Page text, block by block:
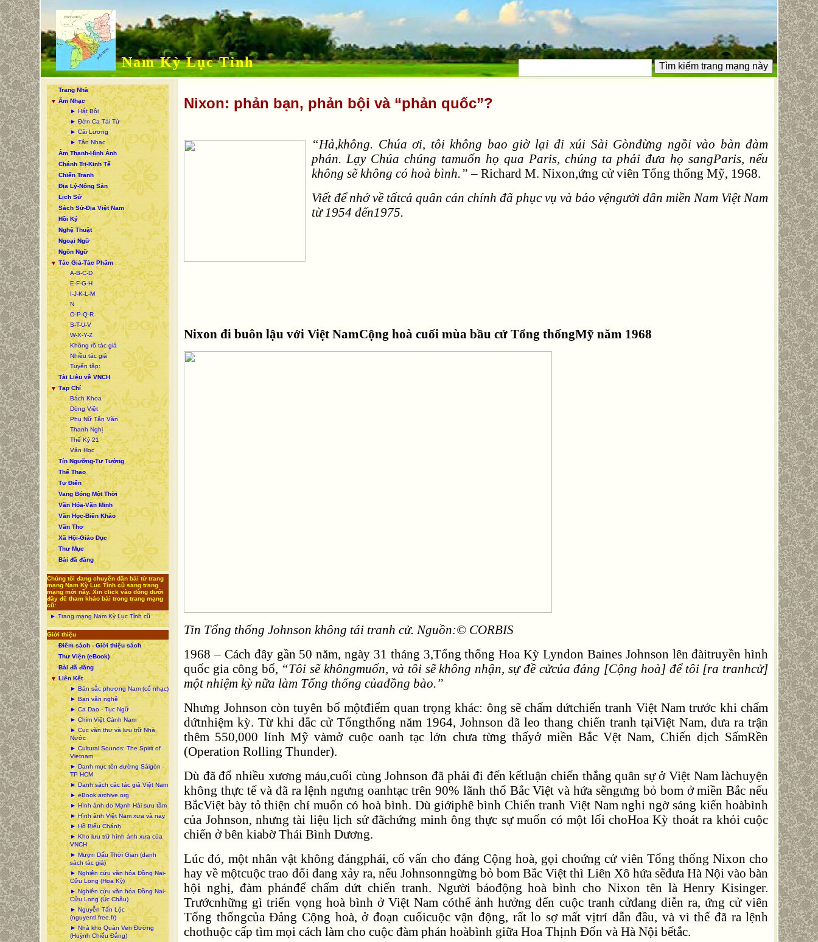
Nam Kỳ Lục Tỉnh
Trang Nhà
▼ Âm Nhạc
► Hát Bội
► Đờn Ca Tài Tử
► Cải Lương
► Tân Nhạc
Âm Thanh-Hình Ảnh
Chánh Trị-Kinh Tế
Chiến Tranh
Địa Lý-Nông Sản
Lịch Sử
Sách Sử-Địa Việt Nam
Hồi Ký
Nghệ Thuật
Ngoại Ngữ
Ngôn Ngữ
▼ Tác Giả-Tác Phẩm
A-B-C-D
E-F-G-H
I-J-K-L-M
N
O-P-Q-R
S-T-U-V
W-X-Y-Z
Không rõ tác giả
Nhiều tác giả
Tuyển tập:
Tài Liệu về VNCH
▼ Tạp Chí
Bách Khoa
Dòng Việt
Phụ Nữ Tân Văn
Thanh Nghị
Thế Kỷ 21
Văn Học
Tín Ngưỡng-Tư Tưởng
Thể Thao
Tự Điển
Vang Bóng Một Thời
Văn Hóa-Văn Minh
Văn Học-Biên Khảo
Văn Thơ
Xã Hội-Giáo Dục
Thư Mục
Bài đã đăng
Chúng tôi đang chuyển dần bài từ trang
mạng Nam Kỳ Lục Tỉnh cũ sang trang
mạng mới nầy. Xin click vào dòng dưới
đây để tham khảo bài trong trang mạng
cũ:
► Trang mạng Nam Kỳ Lục Tỉnh cũ
Giới thiệu
Điểm sách - Giới thiệu sách
Thư Viện (eBook)
Bài đã đăng
▼ Liên Kết
► Bản sắc phương Nam (cổ nhạc)
► Bạn văn nghệ
► Ca Dao - Tục Ngữ
► Chim Việt Cành Nam
► Cục văn thư và lưu trữ Nhà
Nước
► Cultural Sounds: The Spirit of
Vietnam
► Danh mục tên đường Sàigòn -
TP HCM
► Danh sách các tác giả Việt Nam
► eBook archive.org
► Hình ảnh do Mạnh Hải sưu tầm
► Hình ảnh Việt Nam xưa và nay
► Hồ Biểu Chánh
► Kho lưu trữ hình ảnh xưa của
VNCH
► Mượn Dấu Thời Gian (danh
sách tác giả)
► Nghiên cứu văn hóa Đồng Nai-
Cửu Long (Hoa Kỳ)
► Nghiên cứu văn hóa Đồng Nai-
Cửu Long (Úc Châu)
► Nguyễn Tấn Lộc
(nguyentl.free.fr)
► Nhà kho Quán Ven Đường
(Huỳnh Chiếu Đẳng)
Nixon: phản bạn, phản bội và “phản quốc”?
“Hả,không. Chúa ơi, tôi không bao giờ lại đi xúi Sài Gònđừng ngồi vào bàn đàm
phán. Lạy Chúa chúng tamuốn họ qua Paris, chúng ta phải đưa họ sangParis, nếu
không sẽ không có hoà bình.” – Richard M. Nixon,ứng cử viên Tổng thống Mỹ, 1968.
Viết để nhớ về tấtcả quân cán chính đã phục vụ và bảo vệngười dân miền Nam Việt Nam
từ 1954 đến1975.
Nixon đi buôn lậu với Việt NamCộng hoà cuối mùa bầu cử Tổng thốngMỹ năm 1968
Tin Tổng thống Johnson không tái tranh cử. Nguồn:© CORBIS
1968 – Cách đây gần 50 năm, ngày 31 tháng 3,Tổng thống Hoa Kỳ Lyndon Baines Johnson lên đàitruyền hình
quốc gia công bố, “Tôi sẽ khôngmuốn, và tôi sẽ không nhận, sự đề cửcủa đảng [Cộng hoà] để tôi [ra tranhcử]
một nhiệm kỳ nữa làm Tổng thống củađồng bào.”
Nhưng Johnson còn tuyên bố mộtđiểm quan trọng khác: ông sẽ chấm dứtchiến tranh Việt Nam trước khi chấm
dứtnhiệm kỳ. Từ khi đắc cử Tổngthống năm 1964, Johnson đã leo thang chiến tranh tạiViệt Nam, đưa ra trận
thêm 550,000 lính Mỹ vàmở cuộc oanh tạc lớn chưa từng thấyở miền Bắc Vệt Nam, Chiến dịch SấmRền
(Operation Rolling Thunder).
Dù đã đổ nhiều xương máu,cuối cùng Johnson đã phải đi đến kếtluận chiến thắng quân sự ở Việt Nam làchuyện
không thực tế và đã ra lệnh ngưng oanhtạc trên 90% lãnh thổ Bắc Việt và hứa sẽngưng bỏ bom ở miền Bắc nếu
BắcViệt bày tỏ thiện chí muốn có hoà bình. Dù giớiphê bình Chiến tranh Việt Nam nghi ngờ sáng kiến hoàbình
của Johnson, nhưng tài liệu lịch sử đãchứng minh ông thực sự muốn có một lối choHoa Kỳ thoát ra khỏi cuộc
chiến ở bên kiabờ Thái Bình Dương.
Lúc đó, một nhân vật không đảngphái, cố vấn cho đảng Cộng hoà, gọi choứng cử viên Tổng thống Nixon cho
hay về mộtcuộc trao đổi đang xảy ra, nếu Johnsonngừng bỏ bom Bắc Việt thì Liên Xô hứa sẽđưa Hà Nội vào bàn
hội nghị, đàm phánđể chấm dứt chiến tranh. Người báođộng hoà bình cho Nixon tên là Henry Kisinger.
Trướcnhững gì triển vọng hoà bình ở Việt Nam cóthể ảnh hưởng đến cuộc tranh cửđang diễn ra, ứng cử viên
Tổng thốngcủa Đảng Cộng hoà, ở đoạn cuốicuộc vận động, rẩt lo sợ mất vịtrí dẫn đầu, và vì thế đã ra lệnh
chothuộc cấp tìm mọi cách làm cho cuộc đàm phán hoàbình giữa Hoa Thịnh Đốn và Hà Nội bếtắc.